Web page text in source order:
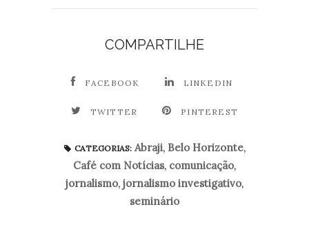
COMPARTILHE
FACEBOOK LINKEDIN
TWITTER PINTEREST
CATEGORIAS: Abraji, Belo Horizonte,
Café com Notícias, comunicação,
jornalismo, jornalismo investigativo,
seminário